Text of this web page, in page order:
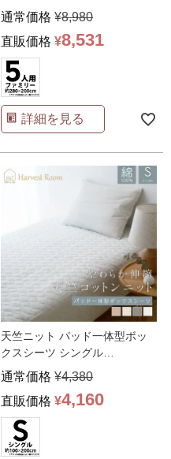
通常価格 ¥8,980
直販価格 ¥8,531
詳細を見る
天竺ニット パッド一体型ボッ
クスシーツ シングル
100×200×25cm
通常価格 ¥4,380
直販価格 ¥4,160